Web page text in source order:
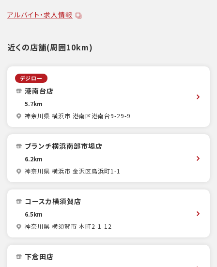
アルバイト・求人情報
近くの店舗(周囲10km)
デジロー
港南台店
5.7km
神奈川県 横浜市 港南区港南台9-29-9
ブランチ横浜南部市場店
6.2km
神奈川県 横浜市 金沢区鳥浜町1-1
コースカ横須賀店
6.5km
神奈川県 横須賀市 本町2-1-12
下倉田店